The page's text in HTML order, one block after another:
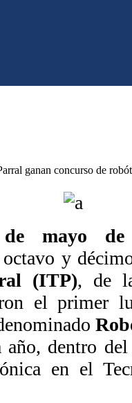
ganan concurso de
mayo de
y
(ITP), de
el primer
año, dentro
en el